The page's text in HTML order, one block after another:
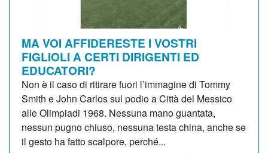
MA VOI AFFIDERESTE I VOSTRI
FIGLIOLI A CERTI DIRIGENTI ED
EDUCATORI?
Non è il caso di ritirare fuori l’immagine di Tommy
Smith e John Carlos sul podio a Città del Messico
alle Olimpiadi 1968. Nessuna mano guantata,
nessun pugno chiuso, nessuna testa china, anche se
il gesto ha fatto scalpore, perché...